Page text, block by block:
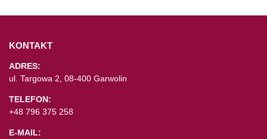
KONTAKT
ADRES:
ul. Targowa 2, 08-400 Garwolin
TELEFON:
+48 796 375 258
E-MAIL: